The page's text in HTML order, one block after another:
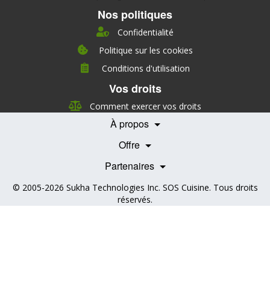
Nos politiques
Confidentialité
Politique sur les cookies
Conditions d'utilisation
Vos droits
Comment exercer vos droits
À propos
À propos
Direction
Nutrition
Carrières
Offre
Témoignages
Partenaires
Nos partenaires
Devenir Partenaire
Professionnels de la santé
© 2005-2026 Sukha Technologies Inc. SOS Cuisine. Tous droits
réservés.